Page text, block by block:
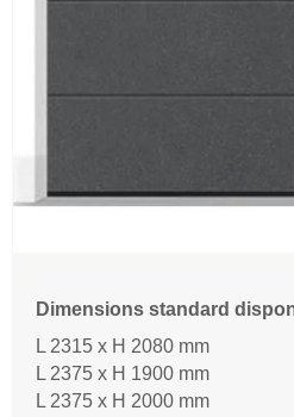
Dimensions standard
L 2315 x H 2080 mm
L 2375 x H 1900 mm
L 2375 x H 2000 mm